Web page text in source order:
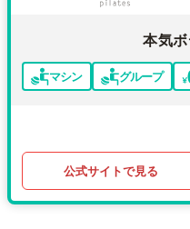
本気
マシン グループ
公式サイトで見る